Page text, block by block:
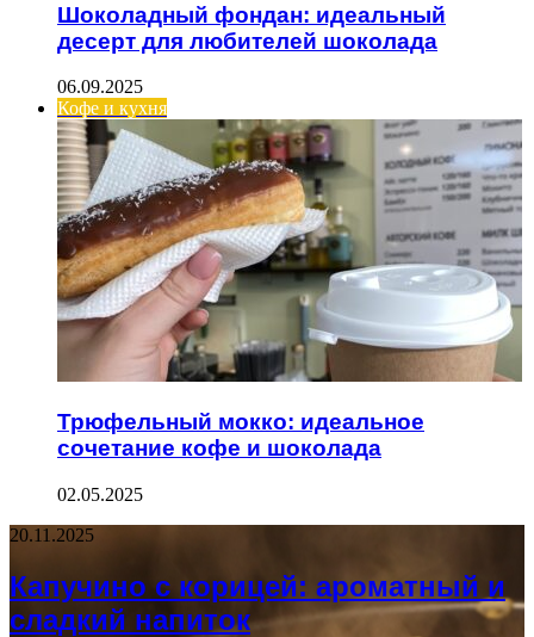
Шоколадный фондан: идеальный
десерт для любителей шоколада
06.09.2025
Кофе и кухня
Трюфельный мокко: идеальное
сочетание кофе и шоколада
02.05.2025
20.11.2025
Капучино с корицей: ароматный и
сладкий напиток